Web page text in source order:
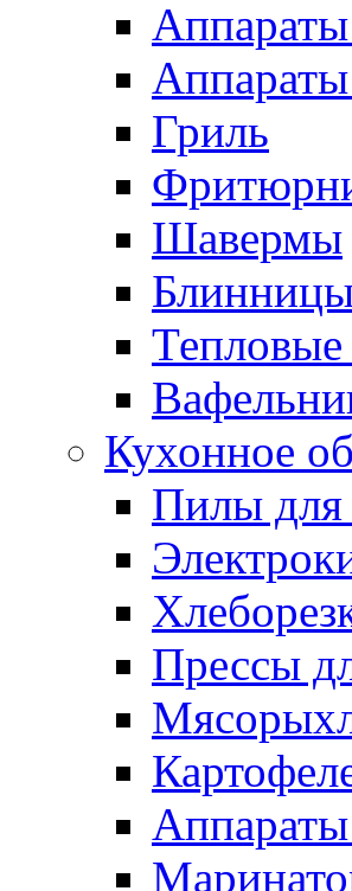
Гриль
Шавермы
Тепловые
Кухонное
Пилы для
Прессы